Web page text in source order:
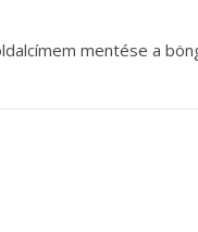
mentése a